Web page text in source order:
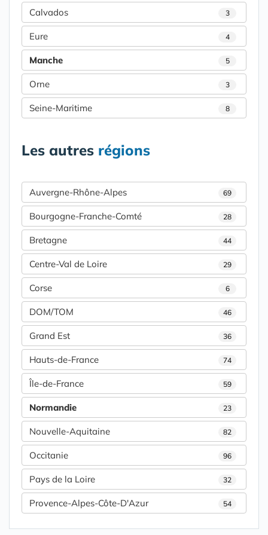
Calvados 3
Eure 4
Manche 5
Orne 3
Seine-Maritime 8
Les autres régions
Auvergne-Rhône-Alpes 69
Bourgogne-Franche-Comté 28
Bretagne 44
Centre-Val de Loire 29
Corse 6
DOM/TOM 46
Grand Est 36
Hauts-de-France 74
Île-de-France 59
Normandie 23
Nouvelle-Aquitaine 82
Occitanie 96
Pays de la Loire 32
Provence-Alpes-Côte-D'Azur 54